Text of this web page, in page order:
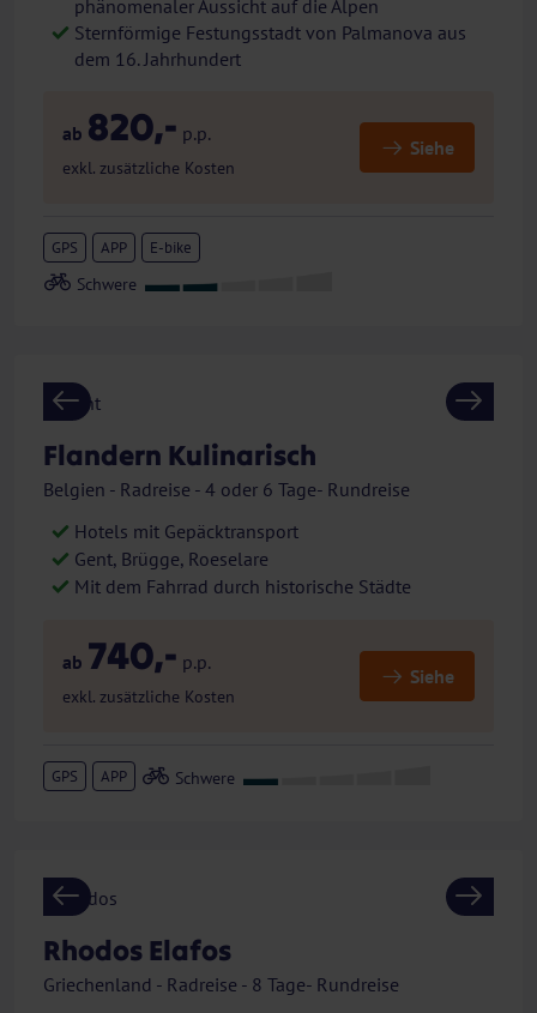
phänomenaler Aussicht auf die Alpen
Sternförmige Festungsstadt von Palmanova aus
dem 16. Jahrhundert
ab 820,- p.p.
exkl. zusätzliche Kosten
Siehe
GPS APP E-bike
Previous Next
Flandern Kulinarisch
Belgien - Radreise - 4 oder 6 Tage- Rundreise
Hotels mit Gepäcktransport
Gent, Brügge, Roeselare
Mit dem Fahrrad durch historische Städte
ab 740,- p.p.
exkl. zusätzliche Kosten
Siehe
GPS APP
Previous Next
Rhodos Elafos
Griechenland - Radreise - 8 Tage- Rundreise